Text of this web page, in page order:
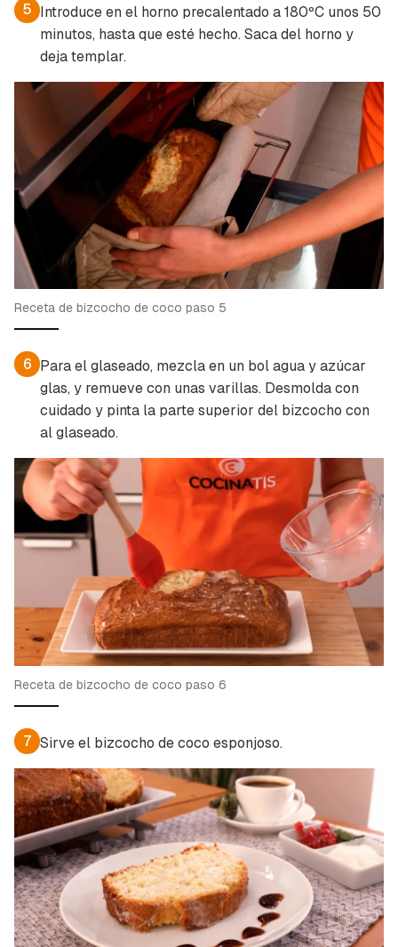
5 Introduce en el horno precalentado a 180ºC unos 50
minutos, hasta que esté hecho. Saca del horno y
deja templar.
Receta de bizcocho de coco paso 5
6 Para el glaseado, mezcla en un bol agua y azúcar
glas, y remueve con unas varillas. Desmolda con
cuidado y pinta la parte superior del bizcocho con
al glaseado.
Receta de bizcocho de coco paso 6
7 Sirve el bizcocho de coco esponjoso.